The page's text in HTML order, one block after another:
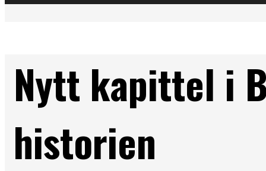
Nytt kapittel i
historien